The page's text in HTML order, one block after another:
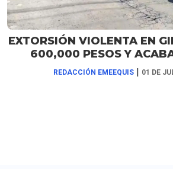
EXTORSIÓN VIOLENTA EN
600,000 PESOS Y
REDACCIÓN EMEEQUIS | 01 DE